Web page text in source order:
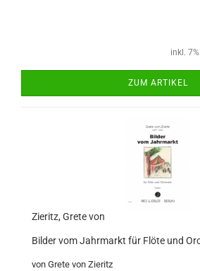
inkl.
ZUM ARTIKEL
Zieritz, Grete von
Bilder vom Jahrmarkt für Flöte und
von Grete von Zieritz